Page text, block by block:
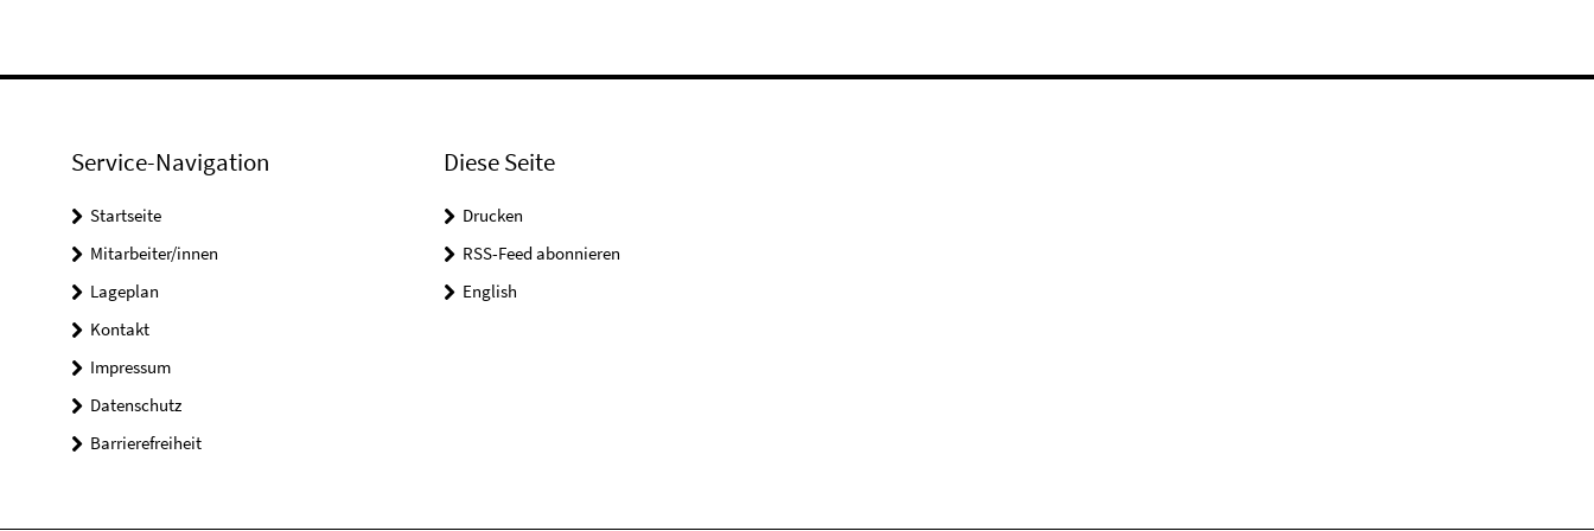
Service-Navigation
Startseite
Mitarbeiter/innen
Lageplan
Kontakt
Impressum
Datenschutz
Barrierefreiheit
Diese Seite
Drucken
RSS-Feed abonnieren
English